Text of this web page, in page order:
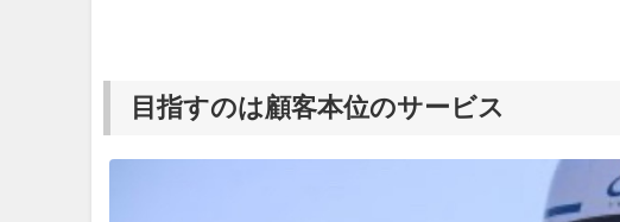
目指すのは顧客本位のサービス